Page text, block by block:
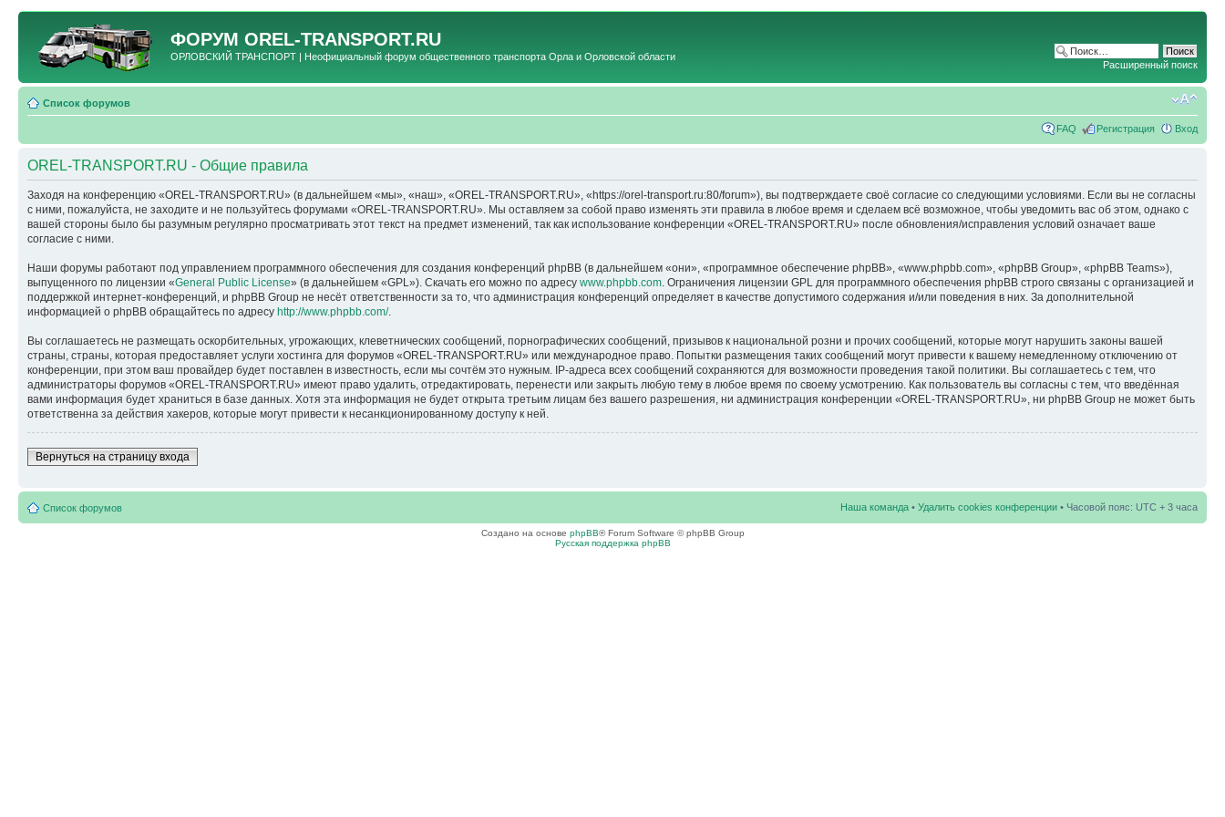
ФОРУМ OREL-TRANSPORT.RU
ОРЛОВСКИЙ ТРАНСПОРТ | Неофициальный форум общественного транспорта Орла и Орловской области
Расширенный поиск
Список форумов
FAQ Регистрация Вход
OREL-TRANSPORT.RU - Общие правила
Заходя на конференцию «OREL-TRANSPORT.RU» (в дальнейшем «мы», «наш», «OREL-TRANSPORT.RU», «https://orel-transport.ru:80/forum»), вы подтверждаете своё согласие со следующими условиями. Если вы не согласны
с ними, пожалуйста, не заходите и не пользуйтесь форумами «OREL-TRANSPORT.RU». Мы оставляем за собой право изменять эти правила в любое время и сделаем всё возможное, чтобы уведомить вас об этом, однако с
вашей стороны было бы разумным регулярно просматривать этот текст на предмет изменений, так как использование конференции «OREL-TRANSPORT.RU» после обновления/исправления условий означает ваше
согласие с ними.
Наши форумы работают под управлением программного обеспечения для создания конференций phpBB (в дальнейшем «они», «программное обеспечение phpBB», «www.phpbb.com», «phpBB Group», «phpBB Teams»),
выпущенного по лицензии «General Public License» (в дальнейшем «GPL»). Скачать его можно по адресу www.phpbb.com . Ограничения лицензии GPL для программного обеспечения phpBB строго связаны с организацией и
поддержкой интернет-конференций, и phpBB Group не несёт ответственности за то, что администрация конференций определяет в качестве допустимого содержания и/или поведения в них. За дополнительной
информацией о phpBB обращайтесь по адресу http://www.phpbb.com/.
Вы соглашаетесь не размещать оскорбительных, угрожающих, клеветнических сообщений, порнографических сообщений, призывов к национальной розни и прочих сообщений, которые могут нарушить законы вашей
страны, страны, которая предоставляет услуги хостинга для форумов «OREL-TRANSPORT.RU» или международное право. Попытки размещения таких сообщений могут привести к вашему немедленному отключению от
конференции, при этом ваш провайдер будет поставлен в известность, если мы сочтём это нужным. IP-адреса всех сообщений сохраняются для возможности проведения такой политики. Вы соглашаетесь с тем, что
администраторы форумов «OREL-TRANSPORT.RU» имеют право удалить, отредактировать, перенести или закрыть любую тему в любое время по своему усмотрению. Как пользователь вы согласны с тем, что введённая
вами информация будет храниться в базе данных. Хотя эта информация не будет открыта третьим лицам без вашего разрешения, ни администрация конференции «OREL-TRANSPORT.RU», ни phpBB Group не может быть
ответственна за действия хакеров, которые могут привести к несанкционированному доступу к ней.
Вернуться на страницу входа
Список форумов Наша команда • Удалить cookies конференции • Часовой пояс: UTC + 3 часа
Создано на основе phpBB® Forum Software © phpBB Group
Русская поддержка phpBB